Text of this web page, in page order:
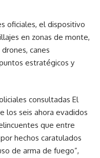
oficiales, el dispositivo
en zonas de monte,
canes
estratégicos y
consultadas El
los seis ahora evadidos
que entre
hechos caratulados
de arma de fuego”,